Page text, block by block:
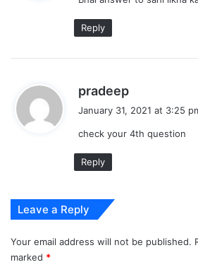
s
Reply
pradeep
a
s
January 31, 2021 at 3:25
check your 4th question
Reply
Leave a Reply
Your email address will not be published.
marked *